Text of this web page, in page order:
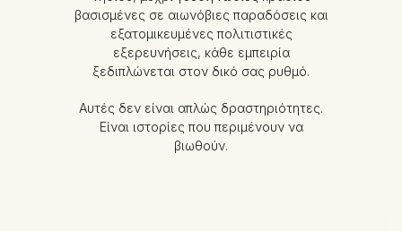
βασισμένες σε αιωνόβιες παραδόσεις και
εξατομικευμένες πολιτιστικές
εξερευνήσεις, κάθε εμπειρία
ξεδιπλώνεται στον δικό σας ρυθμό.
Αυτές δεν είναι απλώς δραστηριότητες.
Είναι ιστορίες που περιμένουν να
βιωθούν.